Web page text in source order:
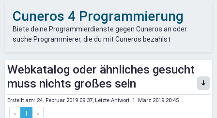
Cuneros 4 Programmierung
Biete deine Programmierdienste gegen Cuneros an oder
suche Programmierer, die du mit Cuneros bezahlst
Webkatalog oder ähnliches gesucht
muss nichts großes sein
Erstellt am: 24. Februar 2019 09:37, Letzte Antwort: 1. März 2019 20:45
« 1 »